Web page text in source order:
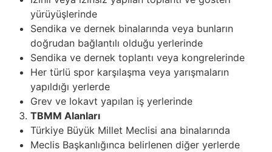
yürüyüşlerinde
Sendika ve dernek binalarında veya bunların
doğrudan bağlantılı olduğu yerlerinde
Sendika ve dernek toplantı veya kongrelerinde
Her türlü spor karşılaşma veya yarışmaların
yapıldığı yerlerde
Grev ve lokavt yapılan iş yerlerinde
TBMM Alanları
Türkiye Büyük Millet Meclisi ana binalarında
Meclis Başkanlığınca belirlenen diğer yerlerde